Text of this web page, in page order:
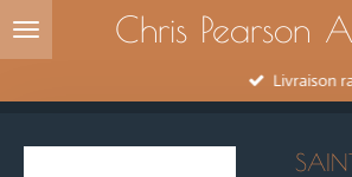
Passer
principal
Chris Pearson
Livraison